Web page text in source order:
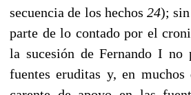
secuencia de los hechos 24);
parte de lo contado por el
la sucesión de Fernando I no
fuentes eruditas y, en muchos